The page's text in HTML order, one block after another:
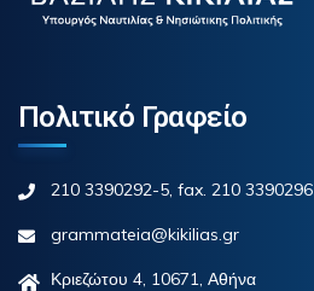
Πολιτικό Γραφείο
210 3390292-5, fax. 210 3390296
grammateia@kikilias.gr
Κριεζώτου 4, 10671, Αθήνα